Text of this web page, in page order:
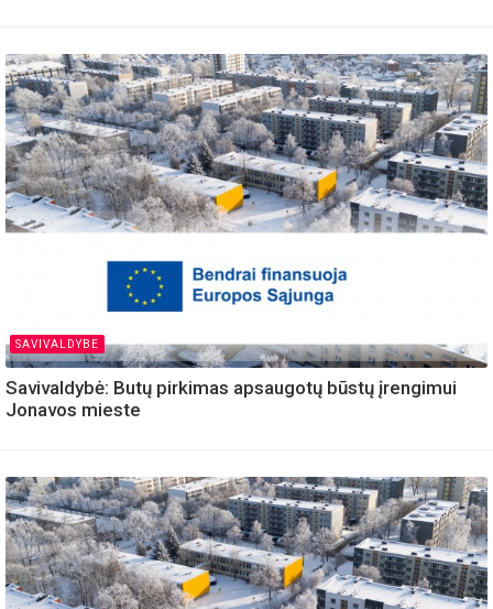
SAVIVALDYBE
Savivaldybė: Butų pirkimas apsaugotų būstų įrengimui
Jonavos mieste